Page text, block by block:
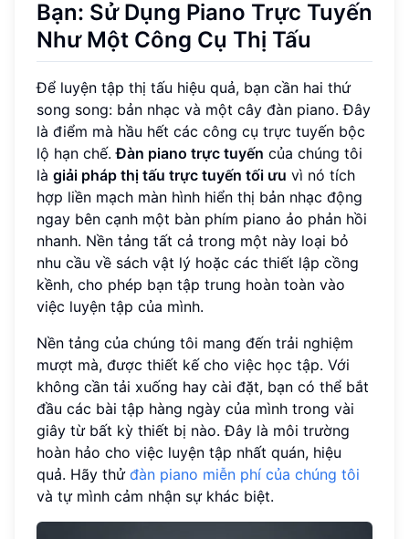
Bạn: Sử Dụng Piano Trực Tuyến
Như Một Công Cụ Thị Tấu
Để luyện tập thị tấu hiệu quả, bạn cần hai thứ
song song: bản nhạc và một cây đàn piano. Đây
là điểm mà hầu hết các công cụ trực tuyến bộc
lộ hạn chế.Đàn piano trực tuyến của chúng tôi
là giải pháp thị tấu trực tuyến tối ưu vì nó tích
hợp liền mạch màn hình hiển thị bản nhạc động
ngay bên cạnh một bàn phím piano ảo phản hồi
nhanh. Nền tảng tất cả trong một này loại bỏ
nhu cầu về sách vật lý hoặc các thiết lập cồng
kềnh, cho phép bạn tập trung hoàn toàn vào
việc luyện tập của mình.
Nền tảng của chúng tôi mang đến trải nghiệm
mượt mà, được thiết kế cho việc học tập. Với
không cần tải xuống hay cài đặt, bạn có thể bắt
đầu các bài tập hàng ngày của mình trong vài
giây từ bất kỳ thiết bị nào. Đây là môi trường
hoàn hảo cho việc luyện tập nhất quán, hiệu
quả. Hãy thử đàn piano miễn phí của chúng tôi
và tự mình cảm nhận sự khác biệt.